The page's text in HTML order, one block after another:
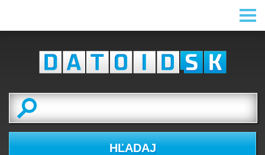
HĽADAJ